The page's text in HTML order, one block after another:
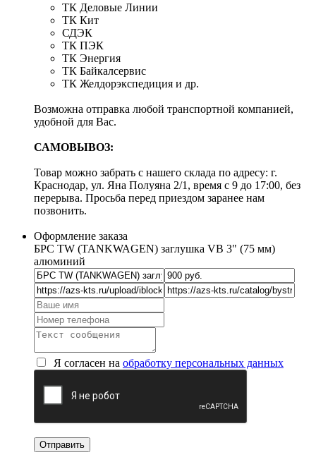
ТК Деловые Линии
ТК Кит
СДЭК
ТК ПЭК
ТК Энергия
ТК Байкалсервис
ТК Желдорэкспедиция и др.
Возможна отправка любой транспортной компанией,
удобной для Вас.
САМОВЫВОЗ:
Товар можно забрать с нашего склада по адресу: г.
Краснодар, ул. Яна Полуяна 2/1, время с 9 до 17:00, без
перерыва. Просьба перед приездом заранее нам
позвонить.
Оформление заказа
БРС TW (TANKWAGEN) заглушка VB 3" (75 мм)
алюминий
Я согласен на обработку персональных данных